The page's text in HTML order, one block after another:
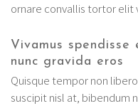
ornare convallis tortor elit
Vivamus
nunc gravida eros
Quisque tempor non
suscipit nisl at, bibendum